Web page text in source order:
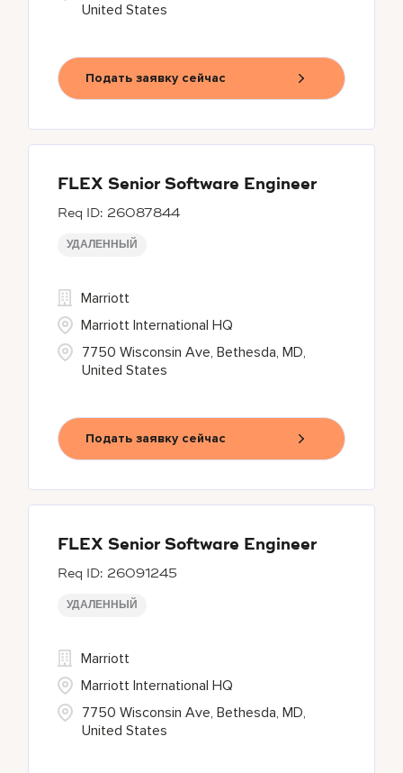
United States
Подать заявку сейчас
FLEX Senior Software Engineer
26087844
УДАЛЕННЫЙ
7750 Wisconsin Ave, Bethesda, MD,
United States
Marriott
Marriott International HQ
Подать заявку сейчас
FLEX Senior Software Engineer
26091245
УДАЛЕННЫЙ
7750 Wisconsin Ave, Bethesda, MD,
United States
Marriott
Marriott International HQ